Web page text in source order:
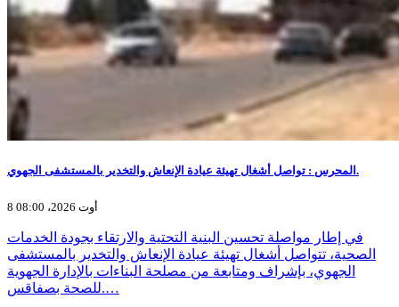
المحرس : تواصل أشغال تهيئة عيادة الإنعاش والتخدير بالمستشفى الجهوي.
8 أوت 2026، 08:00
في إطار مواصلة تحسين البنية التحتية والارتقاء بجودة الخدمات
الصحية، تتواصل أشغال تهيئة عيادة الإنعاش والتخدير بالمستشفى
الجهوي، بإشراف ومتابعة من مصلحة البناءات بالإدارة الجهوية
للصحة بصفاقس.…